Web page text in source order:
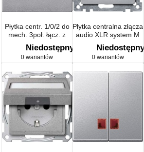
Płytka centr. 1/0/2 do
mech. 3poł. łącz. z
kluczem
Niedostępny
0 wariantów
Płytka centralna złącza
audio XLR system M
Niedostępny
0 wariantów